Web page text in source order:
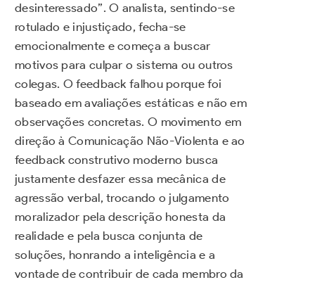
desinteressado”. O analista, sentindo-se
rotulado e injustiçado, fecha-se
emocionalmente e começa a buscar
motivos para culpar o sistema ou outros
colegas. O feedback falhou porque foi
baseado em avaliações estáticas e não em
observações concretas. O movimento em
direção à Comunicação Não-Violenta e ao
feedback construtivo moderno busca
justamente desfazer essa mecânica de
agressão verbal, trocando o julgamento
moralizador pela descrição honesta da
realidade e pela busca conjunta de
soluções, honrando a inteligência e a
vontade de contribuir de cada membro da